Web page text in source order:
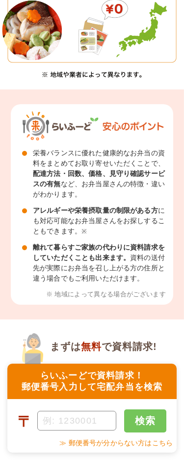
栄養バランスに優れた健康的なお弁当の資
料をまとめてお取り寄せいただくことで、
配達方法・回数、価格、見守り確認サービ
スの有無など、お弁当屋さんの特徴・違い
がわかります。
アレルギーや栄養摂取量の制限がある方に
も対応可能なお弁当屋さんをお探しするこ
ともできます。※
離れて暮らすご家族の代わりに資料請求を
していただくことも出来ます。 資料の送付
先が実際にお弁当を召し上がる方の住所と
違う場合でもご利用いただけます。
※ 地域によって異なる場合がございます
らいふーどで資料請求！
郵便番号入力して宅配弁当を検索
まずは無料で資料請求!
〒 検索
≫ 郵便番号が分からない方はこちら